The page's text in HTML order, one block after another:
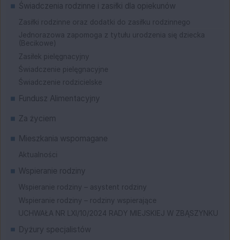
Świadczenia rodzinne i zasiłki dla opiekunów
Zasiłki rodzinne oraz dodatki do zasiłku rodzinnego
Jednorazowa zapomoga z tytułu urodzenia się dziecka
(Becikowe)
Zasiłek pielęgnacyjny
Świadczenie pielęgnacyjne
Świadczenie rodzicielske
Fundusz Alimentacyjny
Za życiem
Mieszkania wspomagane
Aktualności
Wspieranie rodziny
Wspieranie rodziny – asystent rodziny
Wspieranie rodziny – rodziny wspierające
UCHWAŁA NR LXI/10/2024 RADY MIEJSKIEJ W ZBĄSZYNKU
Dyżury specjalistów